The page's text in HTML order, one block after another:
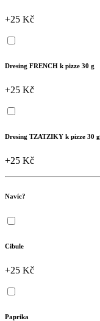
+25 Kč
Dresing FRENCH k pizze 30 g
+25 Kč
Dresing TZATZIKY k pizze 30 g
+25 Kč
Navíc?
Cibule
+25 Kč
Paprika